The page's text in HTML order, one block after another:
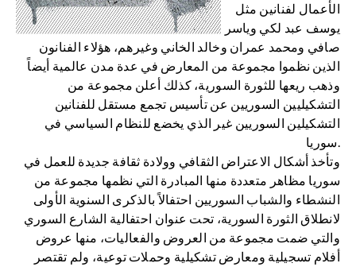
الأعمال لفنانين مثل
يوسف عبد لكي وياسر
صافي ومحمد عمران وخالد الخاني وغيرهم، هؤلاء الفنانون
الذين نظموا مجموعة من المعارض في عدة مدن عالمية أيضاً
وذهب ريعها للثورة السورية، كذلك أعلن مجموعة من
التشكيليين السوريين عن تأسيس تجمع مستقل للفنانين
التشكيلين السوريين غير الذي يخضع للنظام السياسي في
سوريا.
وتأخذ أشكال الاعتراض الثقافي وولادة ثقافة جديدة للعمل في
سوريا مظاهر متعددة منها المبادرة التي نظمها مجموعة من
النشطاء والشباب السوريين احتفالاً بالذكرى السنوية الأولى
لانطلاق الثورة السورية، تحت عنوان احتفالية الشارع السوري
والتي ضمت مجموعة من العروض والفعاليات، منها عروض
أفلام تسجيلية ومعارض تشكيلية وحملات توعية، ولم تقتصر